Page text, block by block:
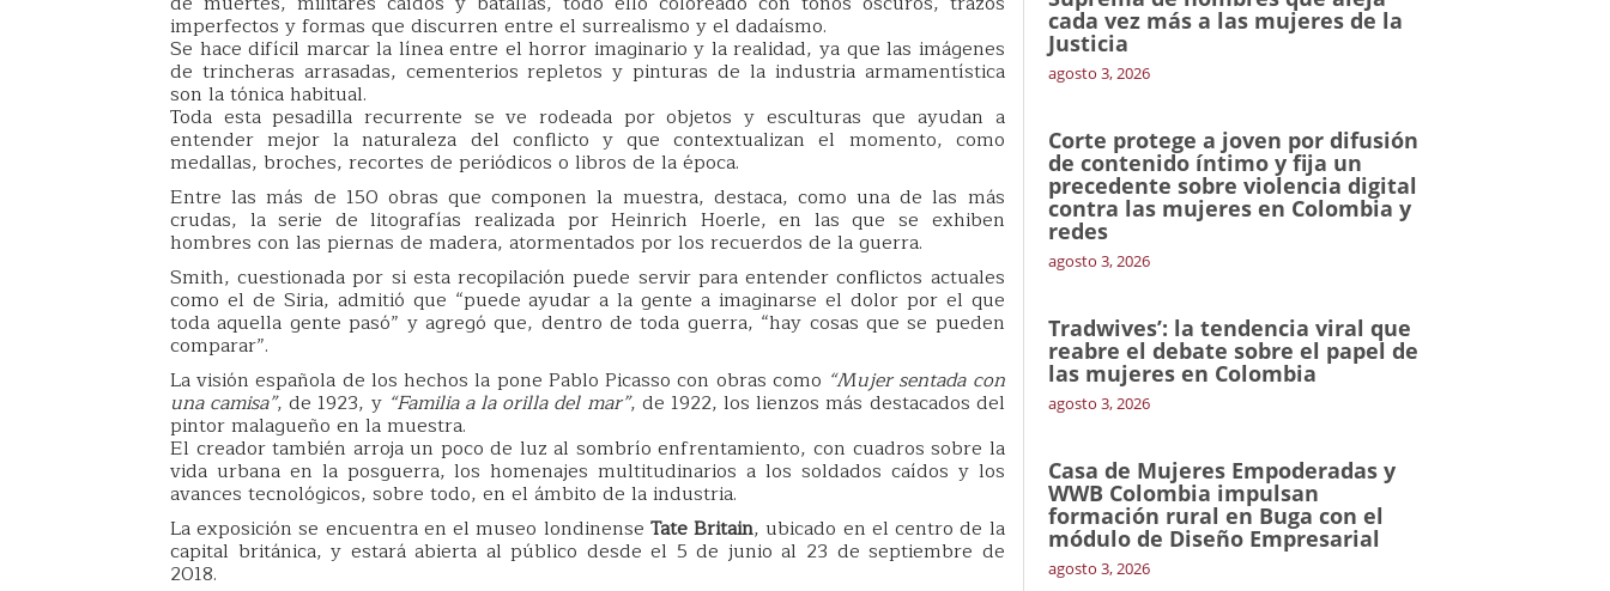
imperfectos y formas que discurren entre el surrealismo y el dadaísmo.
Se hace difícil marcar la línea entre el horror imaginario y la realidad, ya que las imágenes
de trincheras arrasadas, cementerios repletos y pinturas de la industria armamentística
son la tónica habitual.
Toda esta pesadilla recurrente se ve rodeada por objetos y esculturas que ayudan a
entender mejor la naturaleza del conflicto y que contextualizan el momento, como
medallas, broches, recortes de periódicos o libros de la época.
Entre las más de 150 obras que componen la muestra, destaca, como una de las más
crudas, la serie de litografías realizada por Heinrich Hoerle, en las que se exhiben
hombres con las piernas de madera, atormentados por los recuerdos de la guerra.
Smith, cuestionada por si esta recopilación puede servir para entender conflictos actuales
como el de Siria, admitió que “puede ayudar a la gente a imaginarse el dolor por el que
toda aquella gente pasó” y agregó que, dentro de toda guerra, “hay cosas que se pueden
comparar”.
La visión española de los hechos la pone Pablo Picasso con obras como “Mujer sentada con
una camisa”, de 1923, y “Familia a la orilla del mar”, de 1922, los lienzos más destacados del
pintor malagueño en la muestra.
El creador también arroja un poco de luz al sombrío enfrentamiento, con cuadros sobre la
vida urbana en la posguerra, los homenajes multitudinarios a los soldados caídos y los
avances tecnológicos, sobre todo, en el ámbito de la industria.
La exposición se encuentra en el museo londinense Tate Britain, ubicado en el centro de la
capital británica, y estará abierta al público desde el 5 de junio al 23 de septiembre de
2018.
cada vez más a las mujeres de la
Justicia
agosto 3, 2026
Corte protege a joven por difusión
de contenido íntimo y fija un
precedente sobre violencia digital
contra las mujeres en Colombia y
redes
agosto 3, 2026
Tradwives’: la tendencia viral que
reabre el debate sobre el papel de
las mujeres en Colombia
agosto 3, 2026
Casa de Mujeres Empoderadas y
WWB Colombia impulsan
formación rural en Buga con el
módulo de Diseño Empresarial
agosto 3, 2026